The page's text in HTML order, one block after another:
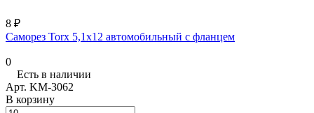
8 ₽
Саморез Torx 5,1х12 автомобильный с фланцем
0
Есть в наличии
Арт. KM-3062
В корзину